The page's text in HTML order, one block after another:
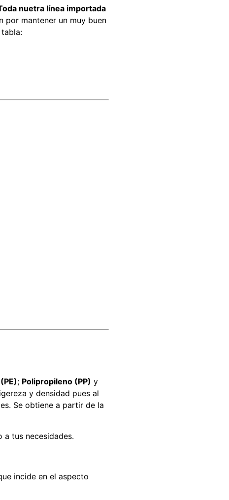
nuetra línea importada
por mantener un muy buen
; Polipropileno (PP) y
y densidad pues al
Se obtiene a partir de la
tus necesidades.
incide en el aspecto